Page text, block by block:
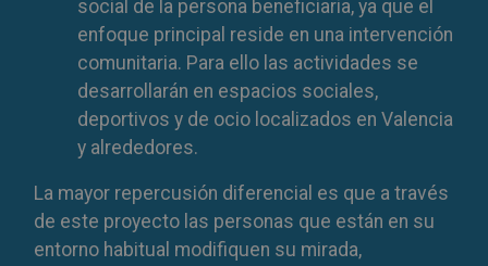
social de la persona beneficiaria, ya que el
enfoque principal reside en una intervención
comunitaria. Para ello las actividades se
desarrollarán en espacios sociales,
deportivos y de ocio localizados en Valencia
y alrededores.
La mayor repercusión diferencial es que a través
de este proyecto las personas que están en su
entorno habitual modifiquen su mirada,